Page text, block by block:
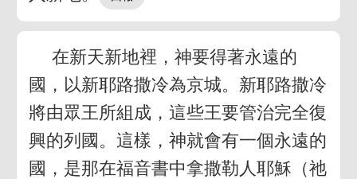
在新天新地裡，神要得著永遠的
國，以新耶路撒冷為京城。新耶路撒冷
將由眾王所組成，這些王要管治完全復
興的列國。這樣，神就會有一個永遠的
國，是那在福音書中拿撒勒人耶穌（祂